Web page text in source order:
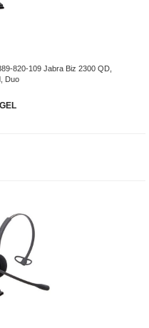
820-109 Jabra Biz 2300 QD,
Duo